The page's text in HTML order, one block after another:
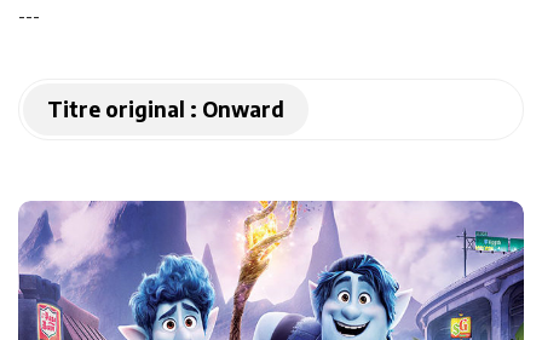
---
Titre original : Onward